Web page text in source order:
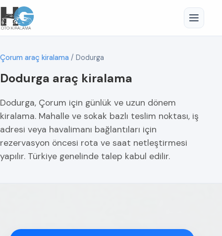
Çorum araç kiralama / Dodurga
Dodurga araç kiralama
Dodurga, Çorum için günlük ve uzun dönem
kiralama. Mahalle ve sokak bazlı teslim noktası, iş
adresi veya havalimanı bağlantıları için
rezervasyon öncesi rota ve saat netleştirmesi
yapılır. Türkiye genelinde talep kabul edilir.